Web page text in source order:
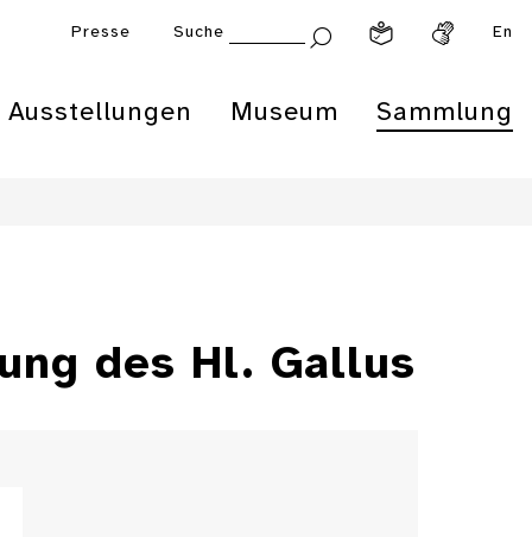
Presse Suche En
Ausstellungen Museum Sammlung
des Hl. Gallus